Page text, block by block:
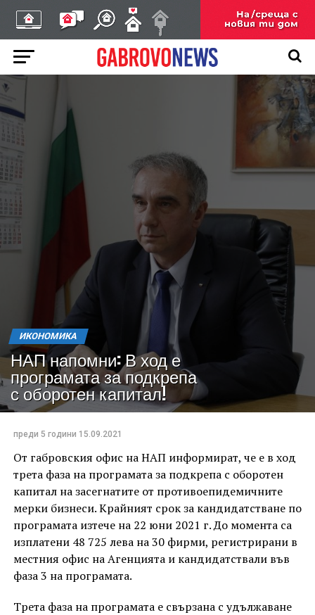
ИКОНОМИКА
НАП напомни: В ход е
програмата за подкрепа
с оборотен капитал!
преди 5 години 15.09.2021
От габровския офис на НАП информират, че е в ход
трета фаза на програмата за подкрепа с оборотен
капитал на засегнатите от противоепидемичните
мерки бизнеси. Крайният срок за кандидатстване по
програмата изтече на 22 юни 2021 г. До момента са
изплатени 48 725 лева на 30 фирми, регистрирани в
местния офис на Агенцията и кандидатствали във
фаза 3 на програмата.
Трета фаза на програмата е свързана с удължаване